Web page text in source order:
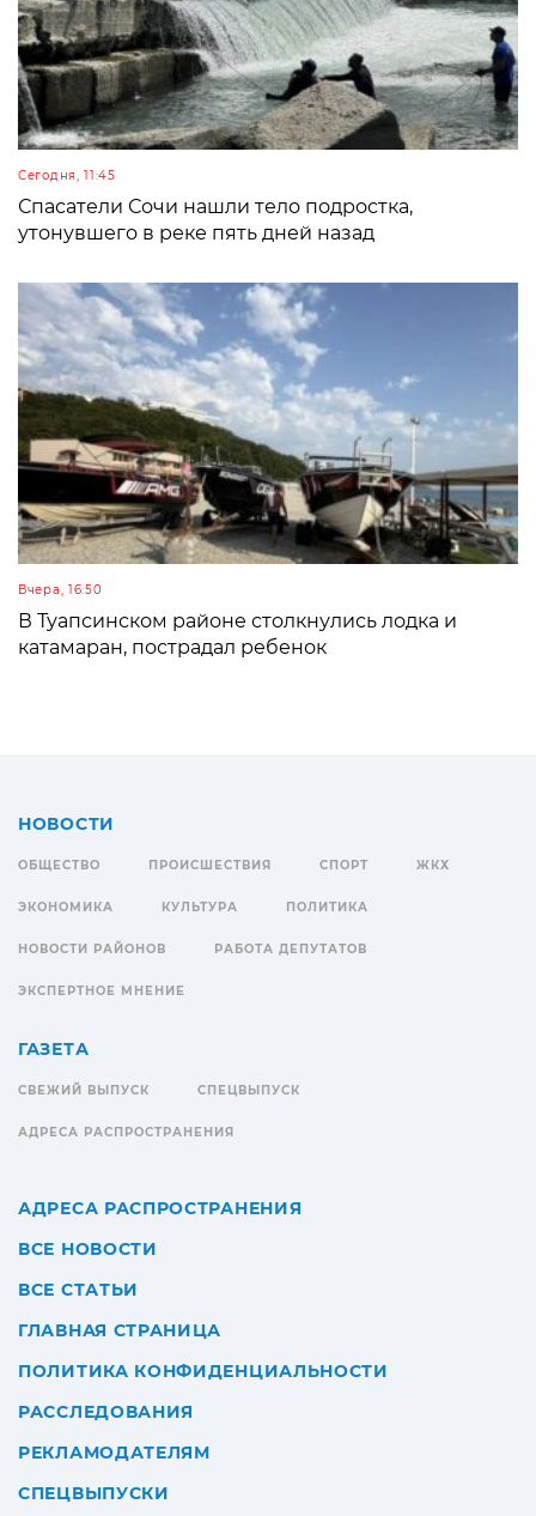
Сегодня, 11:45
Спасатели Сочи нашли тело подростка,
утонувшего в реке пять дней назад
Вчера, 16:50
В Туапсинском районе столкнулись лодка и
катамаран, пострадал ребенок
НОВОСТИ
ОБЩЕСТВО ПРОИСШЕСТВИЯ СПОРТ ЖКХ
ЭКОНОМИКА КУЛЬТУРА ПОЛИТИКА
НОВОСТИ РАЙОНОВ РАБОТА ДЕПУТАТОВ
ЭКСПЕРТНОЕ МНЕНИЕ
ГАЗЕТА
СВЕЖИЙ ВЫПУСК СПЕЦВЫПУСК
АДРЕСА РАСПРОСТРАНЕНИЯ
АДРЕСА РАСПРОСТРАНЕНИЯ
ВСЕ НОВОСТИ
ВСЕ СТАТЬИ
ГЛАВНАЯ СТРАНИЦА
ПОЛИТИКА КОНФИДЕНЦИАЛЬНОСТИ
РАССЛЕДОВАНИЯ
РЕКЛАМОДАТЕЛЯМ
СПЕЦВЫПУСКИ